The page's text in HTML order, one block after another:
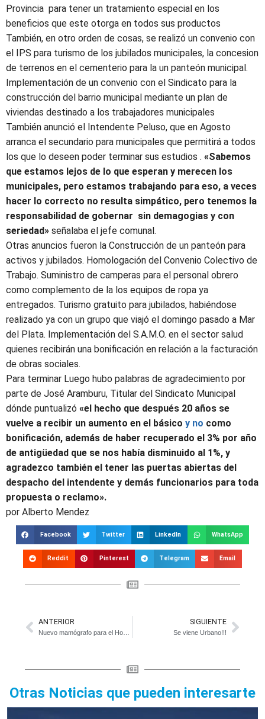
Provincia para tener un tratamiento especial en los
beneficios que este otorga en todos sus productos
También, en otro orden de cosas, se realizó un convenio con
el IPS para turismo de los jubilados municipales, la concesion
de terrenos en el cementerio para la un panteón municipal.
Implementación de un convenio con el Sindicato para la
construcción del barrio municipal mediante un plan de
viviendas destinado a los trabajadores municipales
También anunció el Intendente Peluso, que en Agosto
arranca el secundario para municipales que permitirá a todos
los que lo deseen poder terminar sus estudios . «Sabemos
que estamos lejos de lo que esperan y merecen los
municipales, pero estamos trabajando para eso, a veces
hacer lo correcto no resulta simpático, pero tenemos la
responsabilidad de gobernar sin demagogias y con
seriedad» señalaba el jefe comunal.
Otras anuncios fueron la Construcción de un panteón para
activos y jubilados. Homologación del Convenio Colectivo de
Trabajo. Suministro de camperas para el personal obrero
como complemento de la los equipos de ropa ya
entregados. Turismo gratuito para jubilados, habiéndose
realizado ya con un grupo que viajó el domingo pasado a Mar
del Plata. Implementación del S.A.M.O. en el sector salud
quienes recibirán una bonificación en relación a la facturación
de obras sociales.
Para terminar Luego hubo palabras de agradecimiento por
parte de José Aramburu, Titular del Sindicato Municipal
dónde puntualizó «el hecho que después 20 años se
vuelve a recibir un aumento en el básico y no como
bonificación, además de haber recuperado el 3% por año
de antigüedad que se nos había disminuido al 1%, y
agradezco también el tener las puertas abiertas del
despacho del intendente y demás funcionarios para toda
propuesta o reclamo».
por Alberto Mendez
Facebook Twitter LinkedIn WhatsApp
Reddit Pinterest Telegram Email
ANTERIOR SIGUIENTE
Se viene Urbano!!!
Otras Noticias que pueden interesarte